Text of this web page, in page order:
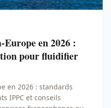
en 2026 :
pour fluidifier
en 2026 : standards
IPPC et conseils